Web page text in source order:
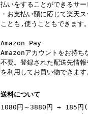
払いをすることができるサー
・お支払い額に応じて楽天
ことも,使うこともできます。
Amazon Pay
Amazonアカウントをお持ち
不要。登録された配送先情
を利用してお買い物できます
送料について
1080円～3880円 → 185円(